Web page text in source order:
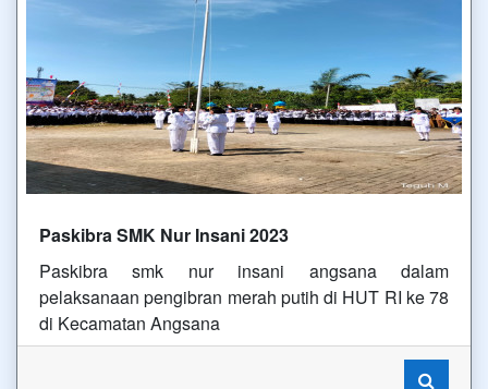
Paskibra SMK Nur Insani 2023
Paskibra smk nur insani angsana dalam
pelaksanaan pengibran merah putih di HUT RI ke 78
di Kecamatan Angsana